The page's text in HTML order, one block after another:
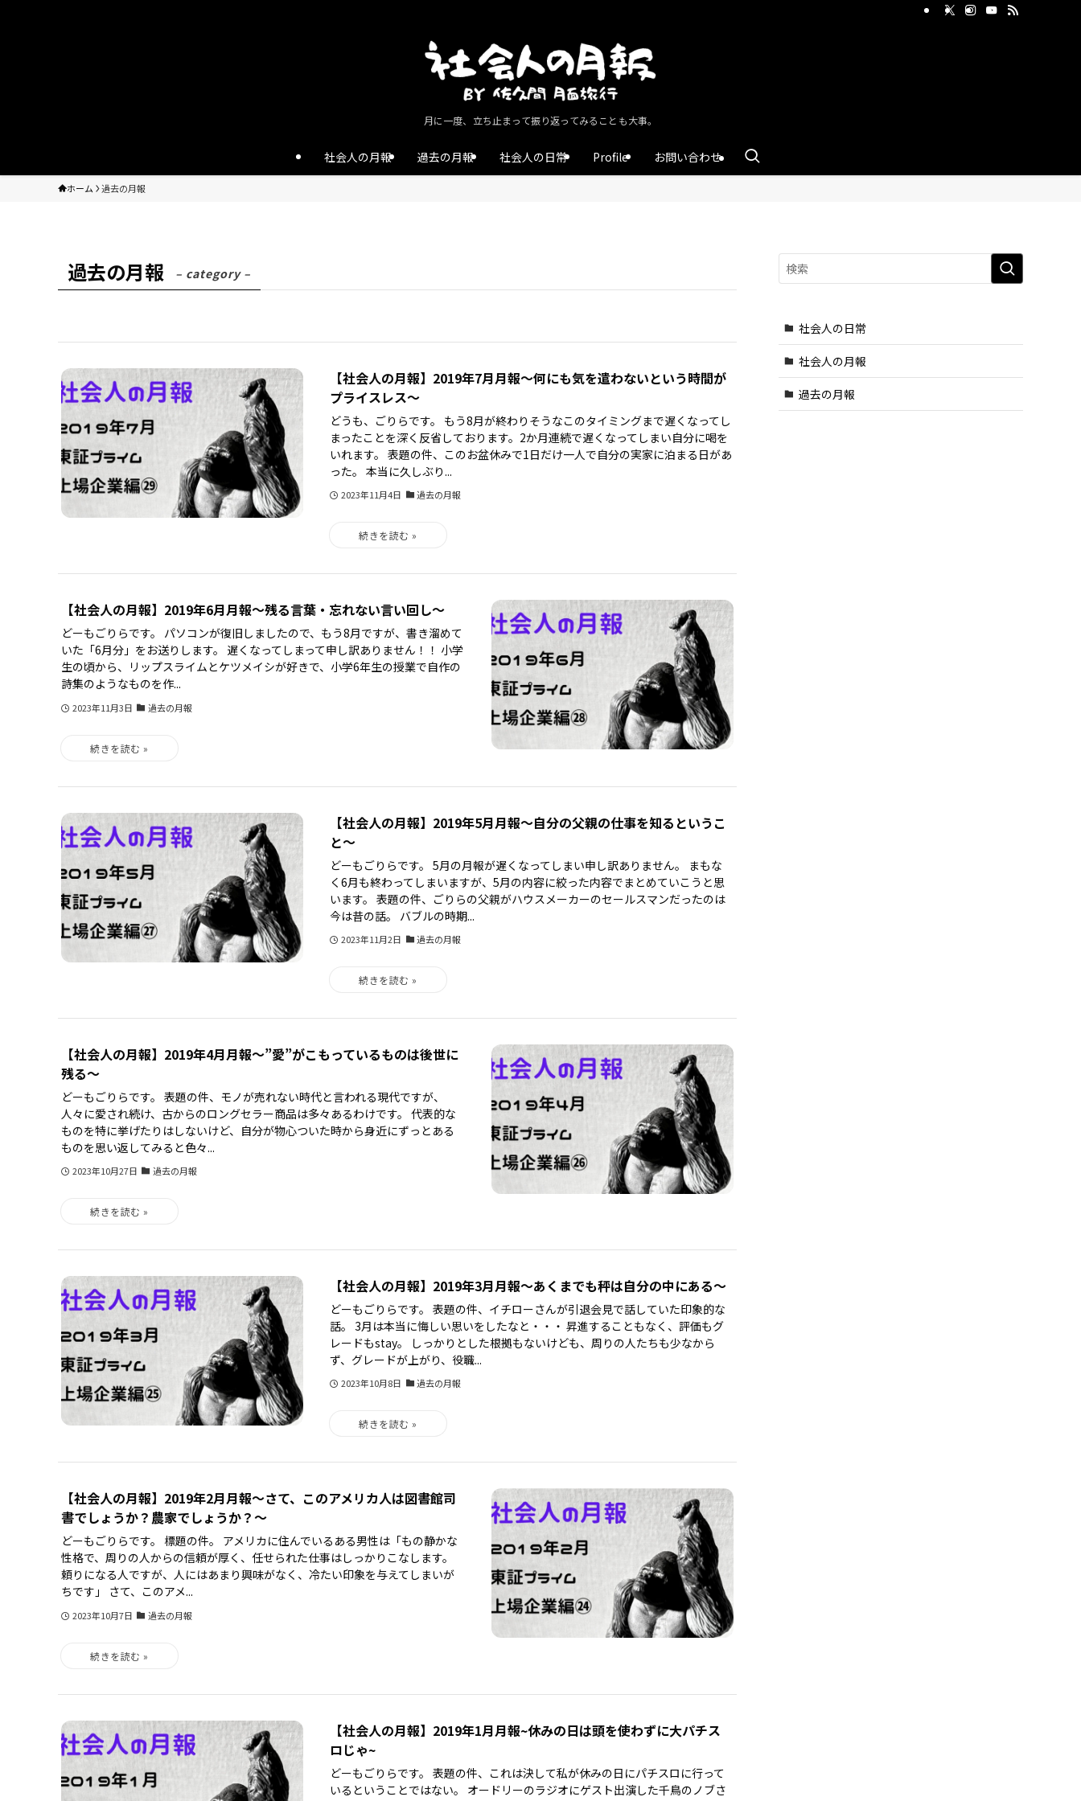
月に一度、立ち止まって振り返ってみることも大事。
社会人の月報 過去の月報 社会人の日常 Profile お問い合わせ
ホーム 過去の月報
過去の月報 – category –
【社会人の月報】2019年7月月報～何にも気を遣わないという時間が
プライスレス〜
どうも、ごりらです。 もう8月が終わりそうなこのタイミングまで遅くなってし
まったことを深く反省しております。2か月連続で遅くなってしまい自分に喝を
いれます。 表題の件、このお盆休みで1日だけ一人で自分の実家に泊まる日があ
った。 本当に久しぶり...
2023年11月4日 過去の月報
【社会人の月報】2019年6月月報～残る言葉・忘れない言い回し～
どーもごりらです。 パソコンが復旧しましたので、もう8月ですが、書き溜めて
いた「6月分」をお送りします。 遅くなってしまって申し訳ありません！！ 小学
生の頃から、リップスライムとケツメイシが好きで、小学6年生の授業で自作の
詩集のようなものを作...
2023年11月3日 過去の月報
【社会人の月報】2019年5月月報～自分の父親の仕事を知るというこ
と～
どーもごりらです。 5月の月報が遅くなってしまい申し訳ありません。 まもな
く6月も終わってしまいますが、5月の内容に絞った内容でまとめていこうと思
います。 表題の件、ごりらの父親がハウスメーカーのセールスマンだったのは
今は昔の話。 バブルの時期...
2023年11月2日 過去の月報
【社会人の月報】2019年4月月報～”愛”がこもっているものは後世に
残る～
どーもごりらです。 表題の件、モノが売れない時代と言われる現代ですが、
人々に愛され続け、古からのロングセラー商品は多々あるわけです。 代表的な
ものを特に挙げたりはしないけど、自分が物心ついた時から身近にずっとある
ものを思い返してみると色々...
2023年10月27日 過去の月報
【社会人の月報】2019年3月月報～あくまでも秤は自分の中にある～
どーもごりらです。 表題の件、イチローさんが引退会見で話していた印象的な
話。 3月は本当に悔しい思いをしたなと・・・ 昇進することもなく、評価もグ
レードもstay。 しっかりとした根拠もないけども、周りの人たちも少なから
ず、グレードが上がり、役職...
2023年10月8日 過去の月報
【社会人の月報】2019年2月月報〜さて、このアメリカ人は図書館司
書でしょうか？農家でしょうか？〜
どーもごりらです。 標題の件。 アメリカに住んでいるある男性は「もの静かな
性格で、周りの人からの信頼が厚く、任せられた仕事はしっかりこなします。
頼りになる人ですが、人にはあまり興味がなく、冷たい印象を与えてしまいが
ちです」 さて、このアメ...
2023年10月7日 過去の月報
【社会人の月報】2019年1月月報~休みの日は頭を使わずに大パチス
ロじゃ~
どーもごりらです。 表題の件、これは決して私が休みの日にパチスロに行って
いるということではない。 オードリーのラジオにゲスト出演した千鳥のノブさ
社会人の日常
社会人の月報
過去の月報